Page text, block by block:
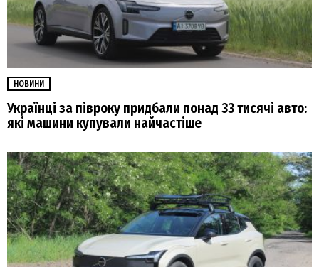
НОВИНИ
Українці за півроку придбали понад 33 тисячі авто:
які машини купували найчастіше